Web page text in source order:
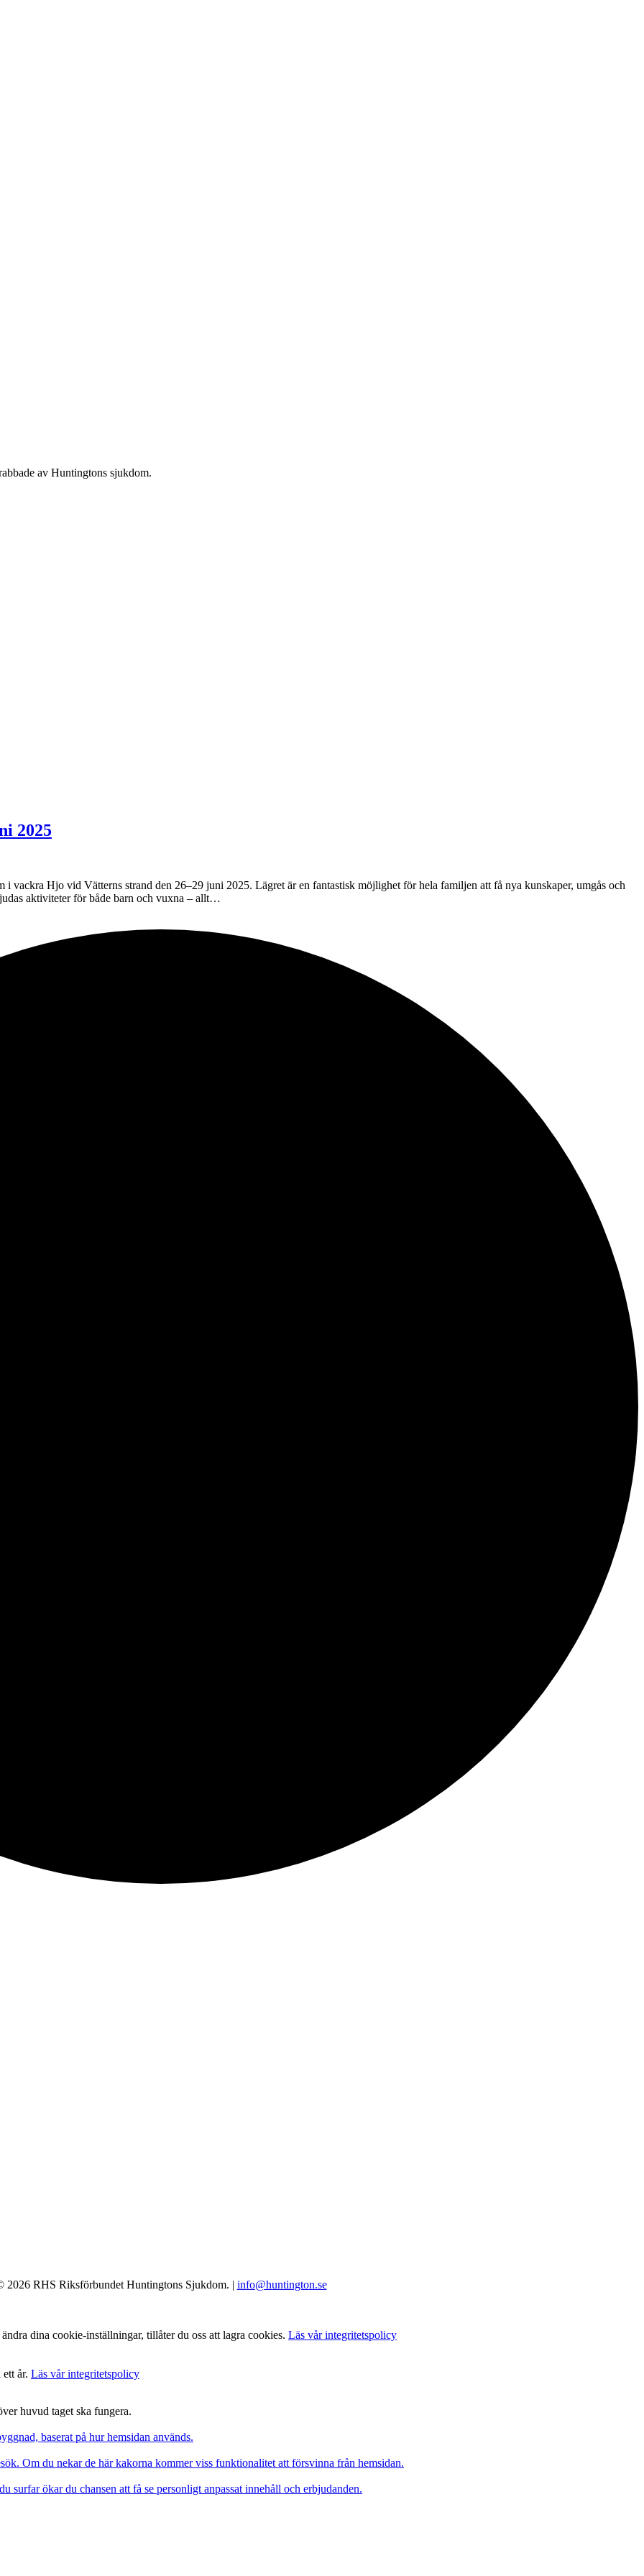
av Huntingtons sjukdom.
2025
i vackra Hjo vid Vätterns strand den 26–29 juni 2025. Lägret är en fantastisk möjlighet för hela familjen att få nya kunskaper, umgås och
aktiviteter för både barn och vuxna – allt…
2026 RHS Riksförbundet Huntingtons Sjukdom. | info@huntington.se
dina cookie-inställningar, tillåter du oss att lagra cookies. Läs vår integritetspolicy
år. Läs vår integritetspolicy
huvud taget ska fungera.
baserat på hur hemsidan används.
Om du nekar de här kakorna kommer viss funktionalitet att försvinna från hemsidan.
surfar ökar du chansen att få se personligt anpassat innehåll och erbjudanden.